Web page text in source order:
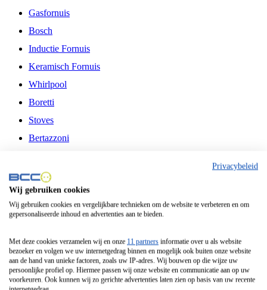
Gasfornuis
Bosch
Inductie Fornuis
Keramisch Fornuis
Whirlpool
Boretti
Stoves
Bertazzoni
Fitelli
Airfryer
Frituurpan
Contactgrill
Broodbakmachine
Broodrooster
Privacybeleid
Wij gebruiken cookies
Wij gebruiken cookies en vergelijkbare technieken om de website te verbeteren en om
gepersonaliseerde inhoud en advertenties aan te bieden.
Met deze cookies verzamelen wij en onze 11 partners informatie over u als website
bezoeker en volgen we uw internetgedrag binnen en mogelijk ook buiten onze website
aan de hand van unieke factoren, zoals uw IP-adres. Wij bouwen op die wijze uw
persoonlijke profiel op. Hiermee passen wij onze website en communicatie aan op uw
voorkeuren. Ook kunnen wij zo gerichte advertenties laten zien op basis van uw recente